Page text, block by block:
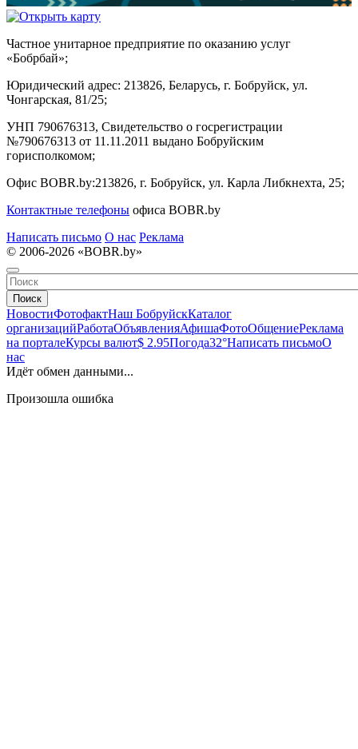
Частное унитарное предприятие по оказанию услуг
«Бобрбай»;
Юридический адрес: 213826, Беларусь, г. Бобруйск, ул.
Чонгарская, 81/25;
УНП 790676313, Свидетельство о госрегистрации
№790676313 от 11.11.2011 выдано Бобруйским
горисполкомом;
Офис BOBR.by:213826, г. Бобруйск, ул. Карла Либкнехта, 25;
Контактные телефоны офиса BOBR.by
Написать письмо О нас Реклама
© 2006-2026 «BOBR.by»
Поиск
НовостиФотофактНаш БобруйскКаталог
организацийРаботаОбъявленияАфишаФотоОбщениеРеклама
на порталеКурсы валют$ 2.95Погода32°Написать письмоО
нас
Идёт обмен данными...
Произошла ошибка